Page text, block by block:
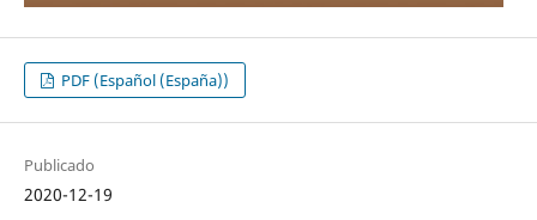
PDF (Español (España))
Publicado
2020-12-19